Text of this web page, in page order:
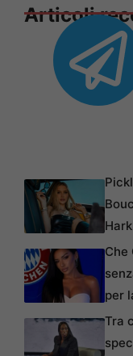
Articoli
Che
per
Tra